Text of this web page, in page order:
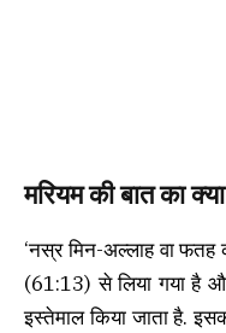
मरियम की बात का
‘नस्र मिन-अल्लाह वा
(61:13) से लिया गया है
इस्तेमाल किया जाता है.